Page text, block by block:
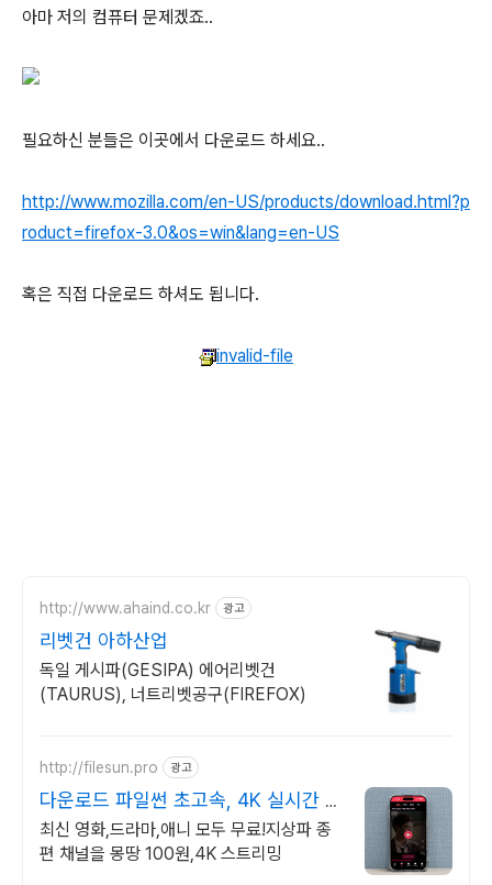
아마 저의 컴퓨터 문제겠죠..
필요하신 분들은 이곳에서 다운로드 하세요..
http://www.mozilla.com/en-US/products/download.html?p
roduct=firefox-3.0&os=win&lang=en-US
혹은 직접 다운로드 하셔도 됩니다.
invalid-file
http://www.ahaind.co.kr 광고
리벳건 아하산업
독일 게시파(GESIPA) 에어리벳건
(TAURUS), 너트리벳공구(FIREFOX)
http://filesun.pro 광고
다운로드 파일썬 초고속, 4K 실시간 보
기!
최신 영화,드라마,애니 모두 무료!지상파 종
편 채널을 몽땅 100원,4K 스트리밍